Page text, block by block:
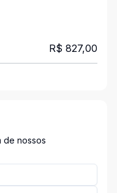
R$ 827,00
de nossos